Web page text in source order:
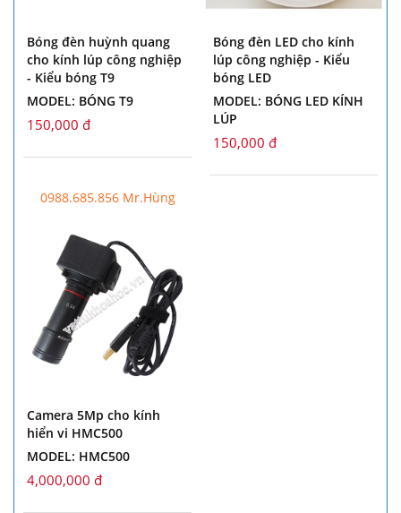
Bóng đèn huỳnh quang
cho kính lúp công nghiệp
- Kiểu bóng T9
MODEL: BÓNG T9
150,000 đ
Bóng đèn LED cho kính
lúp công nghiệp - Kiểu
bóng LED
MODEL: BÓNG LED KÍNH
LÚP
150,000 đ
0988.685.856 Mr.Hùng
Camera 5Mp cho kính
hiển vi HMC500
MODEL: HMC500
4,000,000 đ